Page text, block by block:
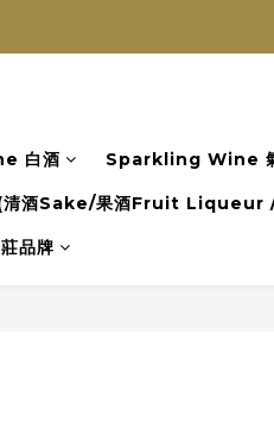
送貨
白酒 Sparkling Wine
(清酒Sake/果酒Fruit Liqueur
品牌